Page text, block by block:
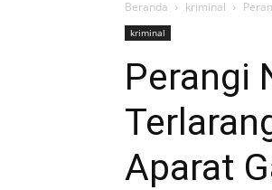
Beranda kriminal
kriminal
Perangi
Aparat